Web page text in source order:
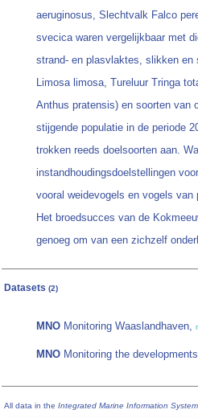
aeruginosus, Slechtvalk Falco
svecica waren vergelijkbaar met
strand- en plasvlaktes, slikken en
Limosa limosa, Tureluur Tringa
Anthus pratensis) en soorten van
stijgende populatie in de periode
trokken reeds doelsoorten aan.
instandhoudingsdoelstellingen
vooral weidevogels en vogels
Het broedsucces van de
genoeg om van een zichzelf
Datasets (2)
MNO Monitoring Waaslandhaven,
MNO Monitoring the
All data in the Integrated Marine Information System